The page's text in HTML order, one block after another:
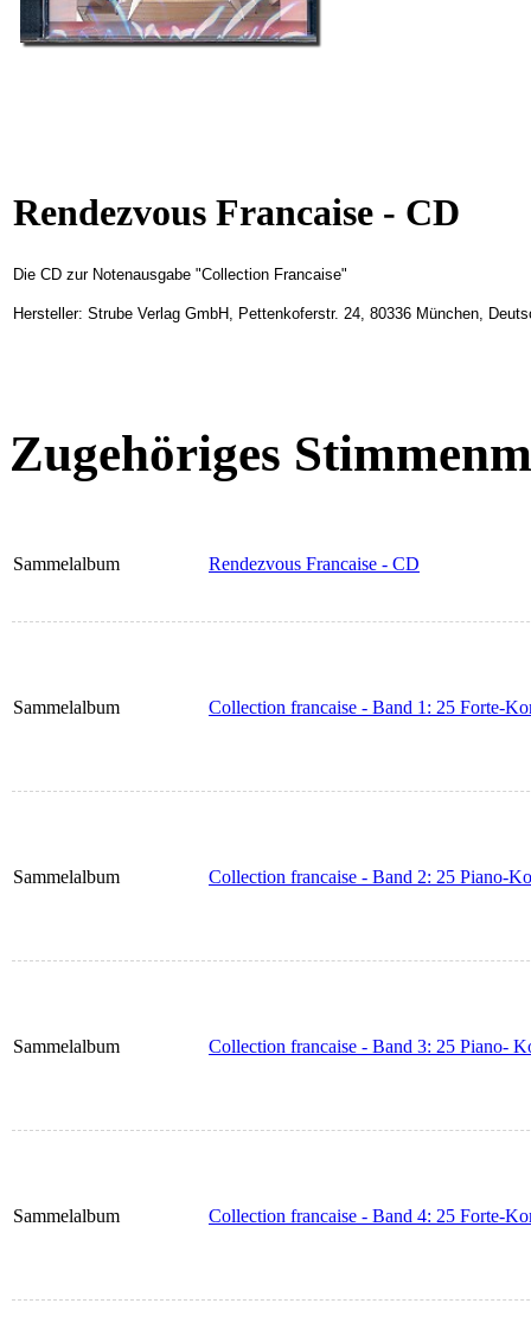
Rendezvous Francaise - CD
Die CD zur Notenausgabe "Collection Francaise"
Hersteller: Strube Verlag GmbH, Pettenkoferstr. 24, 80336 München,
Zugehöriges
Sammelalbum Rendezvous Francaise - CD
Sammelalbum Collection francaise - Band 1: 25 Forte-
Sammelalbum Collection francaise - Band 2: 25 Piano-
Sammelalbum Collection francaise - Band 3: 25 Piano-
Sammelalbum Collection francaise - Band 4: 25 Forte-